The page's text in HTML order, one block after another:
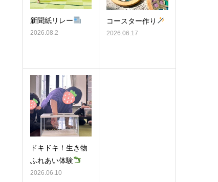
新聞紙リレー
2026.08.2
コースター作り
2026.06.17
ドキドキ！生き物
ふれあい体験
2026.06.10